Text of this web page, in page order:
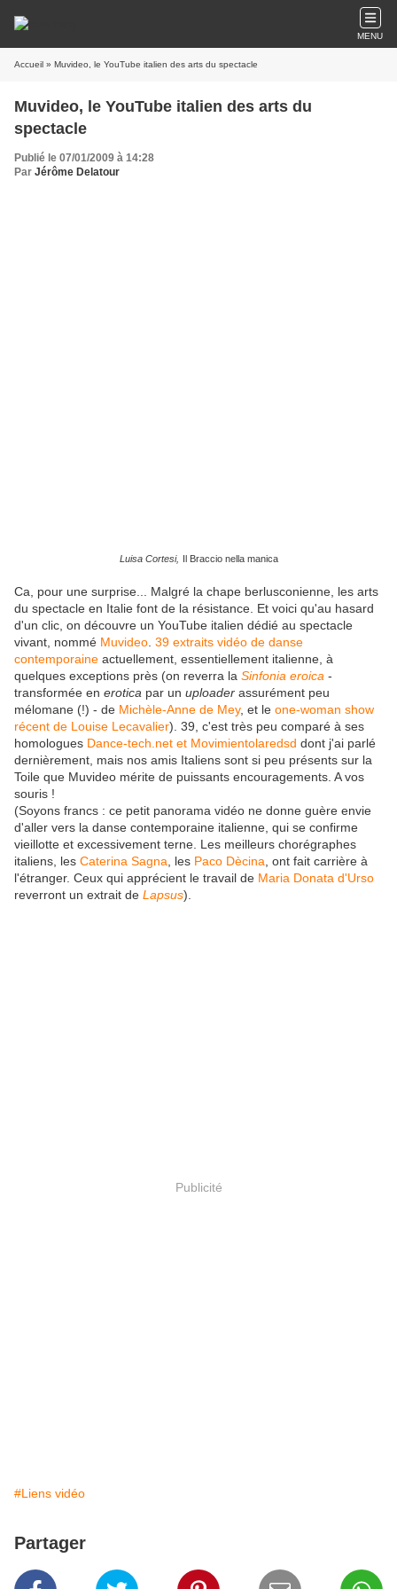
MENU
Accueil » Muvideo, le YouTube italien des arts du spectacle
Muvideo, le YouTube italien des arts du
spectacle
Publié le 07/01/2009 à 14:28
Par Jérôme Delatour
Luisa Cortesi, Il Braccio nella manica
Ca, pour une surprise... Malgré la chape berlusconienne, les arts
du spectacle en Italie font de la résistance. Et voici qu'au hasard
d'un clic, on découvre un YouTube italien dédié au spectacle
vivant, nommé Muvideo 39 extraits vidéo de danse
contemporaine actuellement, essentiellement italienne, à
quelques exceptions près (on reverra la Sinfonia eroica -
transformée en erotica par un uploader assurément peu
mélomane (!) - de Michèle-Anne de Mey, et le one-woman show
récent de Louise Lecavalier). 39, c'est très peu comparé à ses
homologues Dance-tech.net et Movimientolaredsd dont j'ai parlé
dernièrement, mais nos amis Italiens sont si peu présents sur la
Toile que Muvideo mérite de puissants encouragements. A vos
souris !
(Soyons francs : ce petit panorama vidéo ne donne guère envie
d'aller vers la danse contemporaine italienne, qui se confirme
vieillotte et excessivement terne. Les meilleurs chorégraphes
italiens, les Caterina Sagna , les Paco Dècina , ont fait carrière à
l'étranger. Ceux qui apprécient le travail de Maria Donata d'Urso
reverront un extrait de Lapsus).
Publicité
#Liens vidéo
Partager